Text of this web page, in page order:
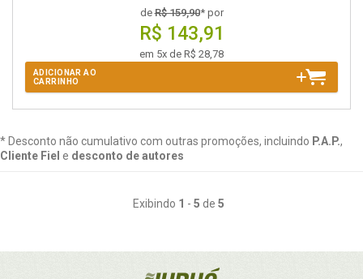
deR$ 159,90* por
R$ 143,91
em 5x de R$ 28,78
ADICIONAR AO
CARRINHO
* Desconto não cumulativo com outras promoções, incluindo P.A.P.,
Cliente Fiel e desconto de autores
Exibindo 1 - 5 de 5